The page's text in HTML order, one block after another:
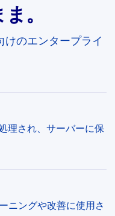
。
のエンタープライ
理され、サーバーに保
ニングや改善に使用さ